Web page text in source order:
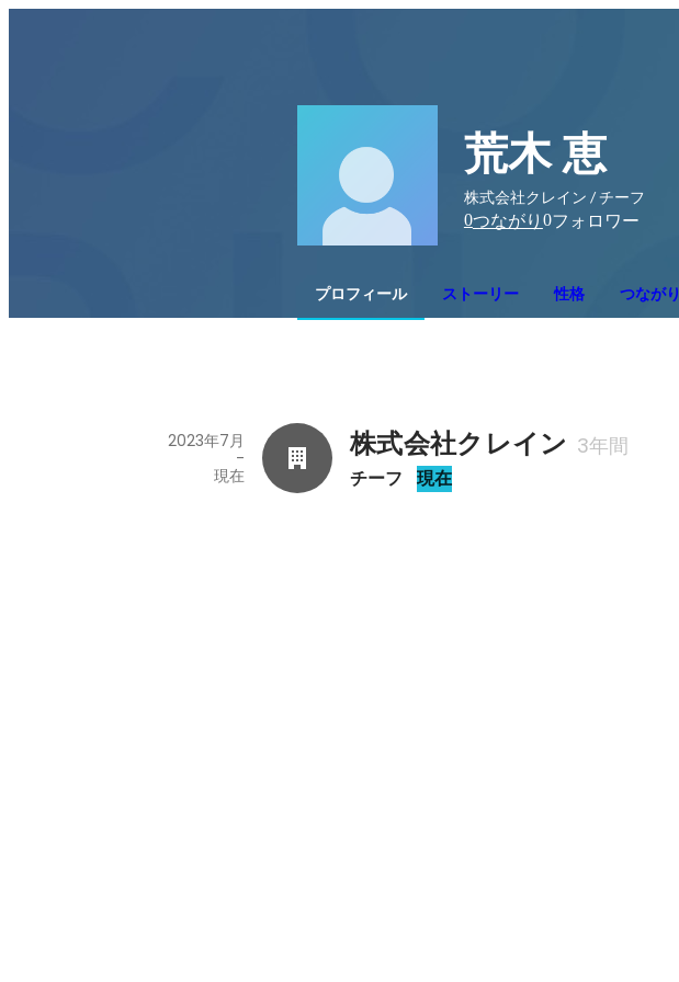
荒木 恵
株式会社クレイン / チーフ
0つながり 0フォロワー
プロフィール ストーリー 性格 つながり
株式会社クレイン 3年間
チーフ 現在
2023年7月
-
現在